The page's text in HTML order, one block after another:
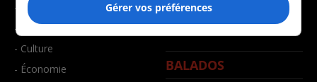
- Affaires municipales
- Communauté / Social
- Culture
- Économie
- Décompte franco
- Joué récemment
BALADOS
Gérer vos préférences